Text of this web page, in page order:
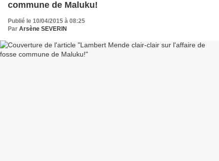
commune de Maluku!
Publié le 10/04/2015 à 08:25
Par Arsène SEVERIN